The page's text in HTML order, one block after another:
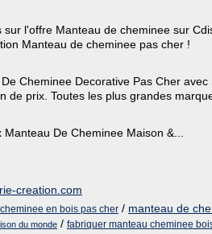
sur l'offre Manteau de cheminee sur
Manteau de cheminee pas cher !
Cheminee Decorative Pas Cher
de prix. Toutes les plus grandes
Manteau De Cheminee Maison &...
creation.com
en bois pas cher / manteau de
du monde / fabriquer manteau cheminee